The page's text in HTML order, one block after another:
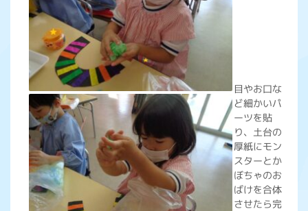
目やお口な
ど細かいパ
ーツを貼
り、土台の
厚紙にモン
スターとか
ぼちゃのお
ばけを合体
させたら完